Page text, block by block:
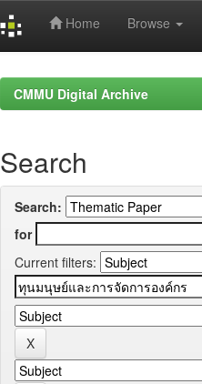
Home Browse
CMMU Digital Archive
Search
Search:
for
Current filters: